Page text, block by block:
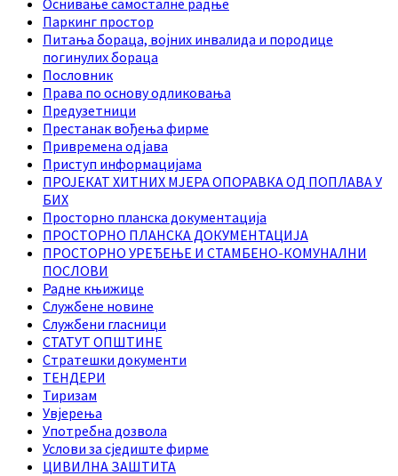
Паркинг простор
Питања бораца, војних инвалида и породице
погинулих бораца
Пословник
Права по основу одликовања
Предузетници
Престанак вођења фирме
Привремена одјава
Приступ информацијама
ПРОЈЕКАТ ХИТНИХ МЈЕРА ОПОРАВКА ОД ПОПЛАВА У
БИХ
Просторно планска документација
ПРОСТОРНО ПЛАНСКА ДОКУМЕНТАЦИЈА
ПРОСТОРНО УРЕЂЕЊЕ И СТАМБЕНО-КОМУНАЛНИ
ПОСЛОВИ
Радне књижице
Службене новине
Службени гласници
СТАТУТ ОПШТИНЕ
Стратешки документи
ТЕНДЕРИ
Тиризам
Увјерења
Употребна дозвола
Услови за сједиште фирме
ЦИВИЛНА ЗАШТИТА